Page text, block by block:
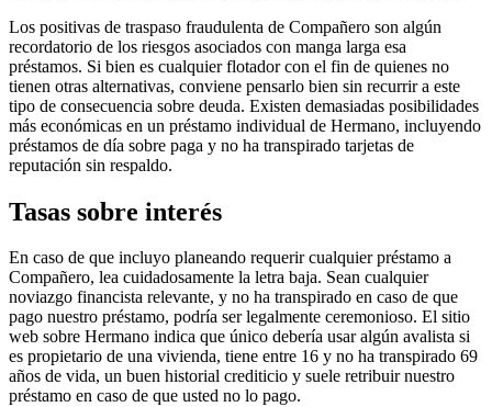
Los positivas de traspaso fraudulenta de Compañero son algún
recordatorio de los riesgos asociados con manga larga esa
préstamos. Si bien es cualquier flotador con el fin de quienes no
tienen otras alternativas, conviene pensarlo bien sin recurrir a este
tipo de consecuencia sobre deuda. Existen demasiadas posibilidades
más económicas en un préstamo individual de Hermano, incluyendo
préstamos de día sobre paga y no ha transpirado tarjetas de
reputación sin respaldo.
Tasas sobre interés
En caso de que incluyo planeando requerir cualquier préstamo a
Compañero, lea cuidadosamente la letra baja. Sean cualquier
noviazgo financista relevante, y no ha transpirado en caso de que
pago nuestro préstamo, podría ser legalmente ceremonioso. El sitio
web sobre Hermano indica que único debería usar algún avalista si
es propietario de una vivienda, tiene entre 16 y no ha transpirado 69
años de vida, un buen historial crediticio y suele retribuir nuestro
préstamo en caso de que usted no lo pago.